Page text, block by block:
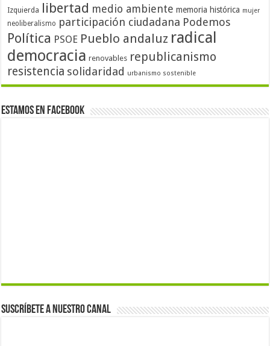
Izquierda libertad medio ambiente memoria histórica mujer
neoliberalismo participación ciudadana Podemos
Política PSOE Pueblo andaluz radical
democracia renovables republicanismo
resistencia solidaridad urbanismo sostenible
Estamos en Facebook
Suscríbete a nuestro canal